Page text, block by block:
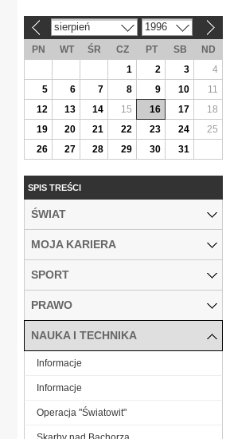
sierpień 1996
PN WT ŚR CZ PT SB
ND
1
2 3
4
5
6 7 8 9 10
11
12
13 14 15 16 17
18
19
20 21 22 23 24
25
26
27 28 29 30 31
SPIS TREŚCI
ŚWIAT
MOJA KARIERA
SPORT
PRAWO
NAUKA I TECHNIKA
Informacje
Informacje
Operacja "Światowit"